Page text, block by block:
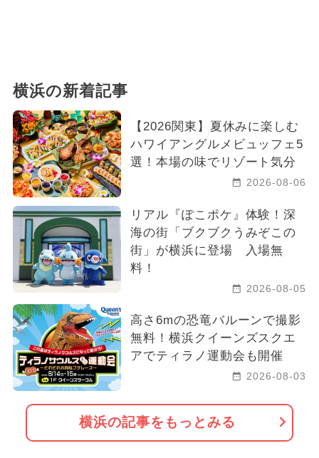
横浜の新着記事
【2026関東】夏休みに楽しむ
ハワイアングルメビュッフェ5
選！本場の味でリゾート気分
2026-08-06
リアル『ぽこポケ』体験！深
海の街「ブクブクうみぞこの
街」が横浜に登場 入場無
料！
2026-08-05
高さ6mの恐竜バルーンで撮影
無料！横浜クイーンズスクエ
アでティラノ運動会も開催
2026-08-03
横浜の記事をもっとみる